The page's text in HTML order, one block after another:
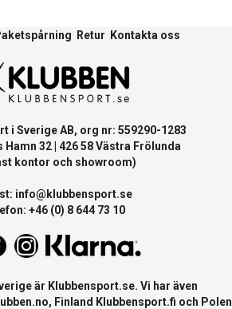
Retur Kontakta oss
Sverige AB, org nr: 559290-1283
32 | 426 58 Västra Frölunda
kontor och showroom)
info@klubbensport.se
+46 (0) 8 644 73 10
är Klubbensport.se. Vi har även
, Finland Klubbensport.fi och Polen